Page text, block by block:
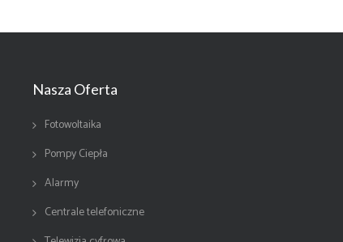
Nasza Oferta
Fotowoltaika
Pompy Ciepła
Alarmy
Centrale telefoniczne